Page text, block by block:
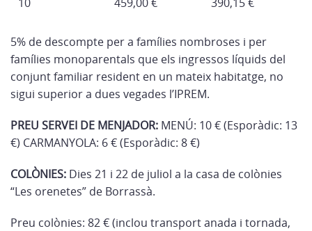
5% de descompte per a famílies nombroses i per
famílies monoparentals que els ingressos líquids del
conjunt familiar resident en un mateix habitatge, no
sigui superior a dues vegades l’IPREM.
PREU SERVEI DE MENJADOR: MENÚ: 10 € (Esporàdic: 13
€) CARMANYOLA: 6 € (Esporàdic: 8 €)
COLÒNIES: Dies 21 i 22 de juliol a la casa de colònies
“Les orenetes” de Borrassà.
Preu colònies: 82 € (inclou transport anada i tornada,